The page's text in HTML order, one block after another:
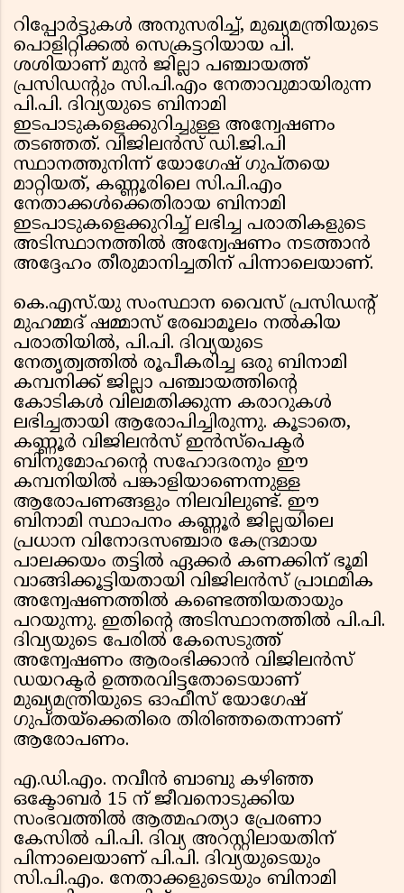
റിപ്പോർട്ടുകൾ അനുസരിച്ച്, മുഖ്യമന്ത്രിയുടെ
പൊളിറ്റിക്കൽ സെക്രട്ടറിയായ പി.
ശശിയാണ് മുൻ ജില്ലാ പഞ്ചായത്ത്
പ്രസിഡന്റും സി.പി.എം നേതാവുമായിരുന്ന
പി.പി. ദിവ്യയുടെ ബിനാമി
ഇടപാടുകളെക്കുറിച്ചുള്ള അന്വേഷണം
തടഞ്ഞത്. വിജിലൻസ് ഡി.ജി.പി
സ്ഥാനത്തുനിന്ന് യോഗേഷ് ഗുപ്തയെ
മാറ്റിയത്, കണ്ണൂരിലെ സി.പി.എം
നേതാക്കൾക്കെതിരായ ബിനാമി
ഇടപാടുകളെക്കുറിച്ച് ലഭിച്ച പരാതികളുടെ
അടിസ്ഥാനത്തിൽ അന്വേഷണം നടത്താൻ
അദ്ദേഹം തീരുമാനിച്ചതിന് പിന്നാലെയാണ്.
കെ.എസ്.യു സംസ്ഥാന വൈസ് പ്രസിഡന്റ്
മുഹമ്മദ് ഷമ്മാസ് രേഖാമൂലം നൽകിയ
പരാതിയിൽ, പി.പി. ദിവ്യയുടെ
നേതൃത്വത്തിൽ രൂപീകരിച്ച ഒരു ബിനാമി
കമ്പനിക്ക് ജില്ലാ പഞ്ചായത്തിൻ്റെ
കോടികൾ വിലമതിക്കുന്ന കരാറുകൾ
ലഭിച്ചതായി ആരോപിച്ചിരുന്നു. കൂടാതെ,
കണ്ണൂർ വിജിലൻസ് ഇൻസ്പെക്ടർ
ബിനുമോഹൻ്റെ സഹോദരനും ഈ
കമ്പനിയിൽ പങ്കാളിയാണെന്നുള്ള
ആരോപണങ്ങളും നിലവിലുണ്ട്. ഈ
ബിനാമി സ്ഥാപനം കണ്ണൂർ ജില്ലയിലെ
പ്രധാന വിനോദസഞ്ചാര കേന്ദ്രമായ
പാലക്കയം തട്ടിൽ ഏക്കർ കണക്കിന് ഭൂമി
വാങ്ങിക്കൂട്ടിയതായി വിജിലൻസ് പ്രാഥമിക
അന്വേഷണത്തിൽ കണ്ടെത്തിയതായും
പറയുന്നു. ഇതിൻ്റെ അടിസ്ഥാനത്തിൽ പി.പി.
ദിവ്യയുടെ പേരിൽ കേസെടുത്ത്
അന്വേഷണം ആരംഭിക്കാൻ വിജിലൻസ്
ഡയറക്ടർ ഉത്തരവിട്ടതോടെയാണ്
മുഖ്യമന്ത്രിയുടെ ഓഫീസ് യോഗേഷ്
ഗുപ്തയ്ക്കെതിരെ തിരിഞ്ഞതെന്നാണ്
ആരോപണം.
എ.ഡി.എം. നവീൻ ബാബു കഴിഞ്ഞ
ഒക്ടോബർ 15 ന് ജീവനൊടുക്കിയ
സംഭവത്തിൽ ആത്മഹത്യാ പ്രേരണാ
കേസിൽ പി.പി. ദിവ്യ അറസ്റ്റിലായതിന്
പിന്നാലെയാണ് പി.പി. ദിവ്യയുടെയും
സി.പി.എം. നേതാക്കളുടെയും ബിനാമി